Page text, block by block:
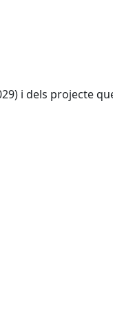
i dels projecte